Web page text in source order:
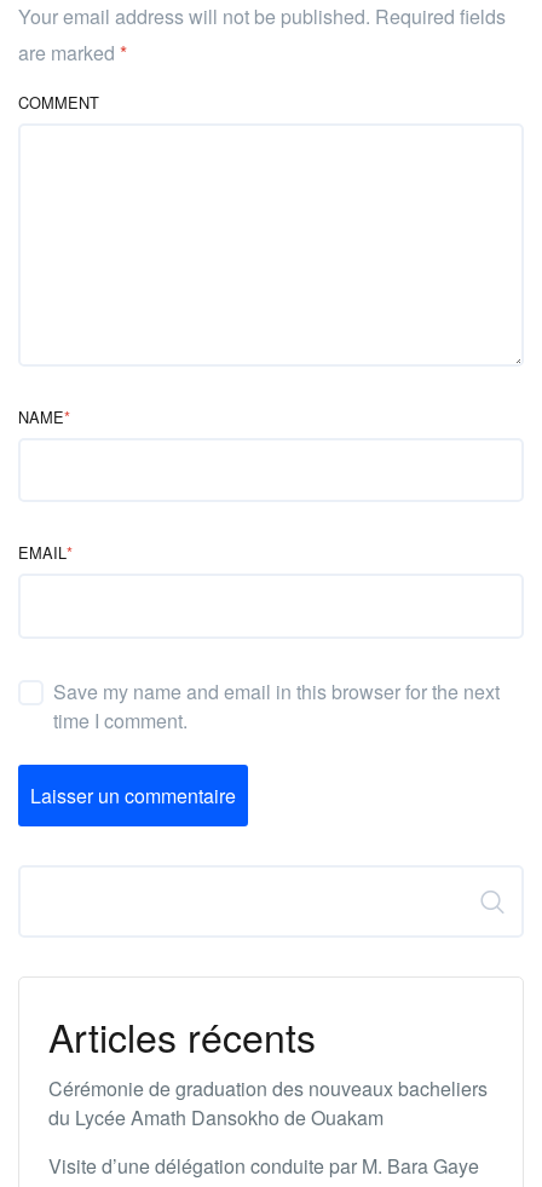
Your email address will not be published. Required fields
are marked *
COMMENT
NAME*
EMAIL*
Save my name and email in this browser for the next
time I comment.
Laisser un commentaire
Articles récents
Cérémonie de graduation des nouveaux bacheliers
du Lycée Amath Dansokho de Ouakam
Visite d’une délégation conduite par M. Bara Gaye